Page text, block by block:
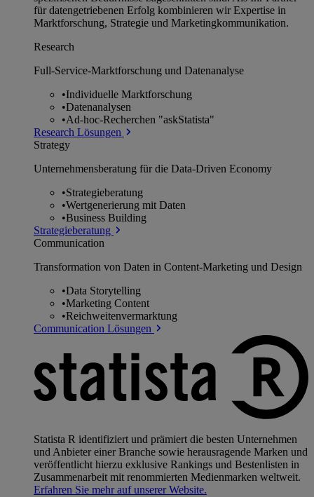
für datengetriebenen Erfolg kombinieren wir Expertise in
Marktforschung, Strategie und Marketingkommunikation.
Research
Full-Service-Marktforschung und Datenanalyse
•Individuelle Marktforschung
•Datenanalysen
•Ad-hoc-Recherchen "askStatista"
Research Lösungen
Strategy
Unternehmens­beratung für die Data-Driven Economy
•Strategieberatung
•Wertgenerierung mit Daten
•Business Building
Strategieberatung
Communication
Transformation von Daten in Content-Marketing und Design
•Data Storytelling
•Marketing Content
•Reichweitenvermarktung
Communication Lösungen
Statista R identifiziert und prämiert die besten Unternehmen
und Anbieter einer Branche sowie herausragende Marken und
veröffentlicht hierzu exklusive Rankings und Bestenlisten in
Zusammenarbeit mit renommierten Medienmarken weltweit.
Erfahren Sie mehr auf unserer Website.